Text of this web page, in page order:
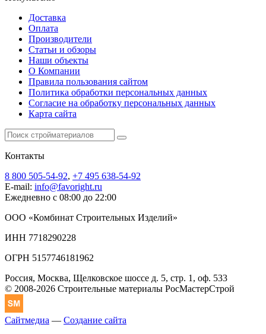
Доставка
Оплата
Производители
Статьи и обзоры
Наши объекты
О Компании
Правила пользования сайтом
Политика обработки персональных данных
Согласие на обработку персональных данных
Карта сайта
Контакты
8 800 505-54-92, +7 495 638-54-92
E-mail: info@favoright.ru
Ежедневно с 08:00 до 22:00
ООО «Комбинат Строительных Изделий»
ИНН 7718290228
ОГРН 5157746181962
Россия, Москва, Щелковское шоссе д. 5, стр. 1, оф. 533
© 2008-2026 Строительные материалы РосМастерСтрой
Сайтмедиа — Создание сайта